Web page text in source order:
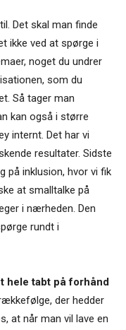
Det skal man finde
ikke ved at spørge i
noget du undrer
som du
Så tager man
kan også i større
internt. Det har vi
resultater. Sidste
på inklusion, hvor vi fik
at smalltalke på
i nærheden. Den
rundt i
hele tabt på forhånd
der hedder
at når man vil lave en